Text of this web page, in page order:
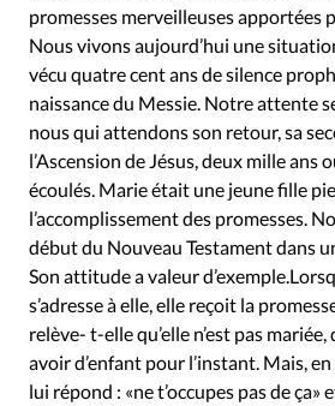
promesses merveilleuses apportées
Nous vivons aujourd’hui une
vécu quatre cent ans de silence
naissance du Messie. Notre attente
nous qui attendons son retour, sa
l’Ascension de Jésus, deux mille ans
écoulés. Marie était une jeune fille
l’accomplissement des promesses.
début du Nouveau Testament dans
Son attitude a valeur
s’adresse à elle, elle reçoit la
relève- t-elle qu’elle n’est pas
avoir d’enfant pour l’instant. Mais,
lui répond : «ne t’occupes pas de ça»